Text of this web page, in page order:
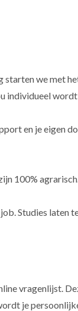
starten we met
individueel
en je eigen
100%
Studies laten
vragenlijst.
je